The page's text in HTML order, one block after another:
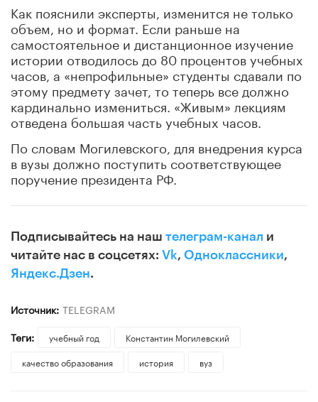
Как пояснили эксперты, изменится не только
объем, но и формат. Если раньше на
самостоятельное и дистанционное изучение
истории отводилось до 80 процентов учебных
часов, а «непрофильные» студенты сдавали по
этому предмету зачет, то теперь все должно
кардинально измениться. «Живым» лекциям
отведена большая часть учебных часов.
По словам Могилевского, для внедрения курса
в вузы должно поступить соответствующее
поручение президента РФ.
Подписывайтесь на наш телеграм-канал и
читайте нас в соцсетях: Vk, Одноклассники,
Яндекс.Дзен.
Источник: TELEGRAM
Теги:
учебный год
Константин Могилевский
качество образования
история вуз